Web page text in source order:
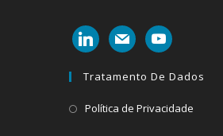
linkedinmail youtube
Tratamento De Dados
Política de Privacidade